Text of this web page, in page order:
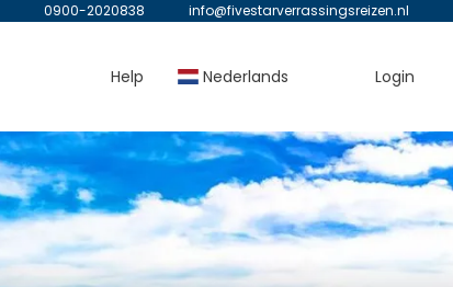
0900-2020838 info@fivestarverrassingsreizen.nl
Help Nederlands Login